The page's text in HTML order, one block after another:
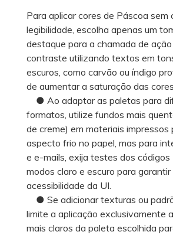
Para aplicar cores de Páscoa sem
legibilidade, escolha apenas um
destaque para a chamada de
contraste utilizando textos em
escuros, como carvão ou índigo
de aumentar a saturação das
● Ao adaptar as paletas para
formatos, utilize fundos mais
de creme) em materiais impressos
aspecto frio no papel, mas para
e e-mails, exija testes dos códigos
modos claro e escuro para garantir
acessibilidade da UI.
● Se adicionar texturas ou
limite a aplicação exclusivamente
mais claros da paleta escolhida